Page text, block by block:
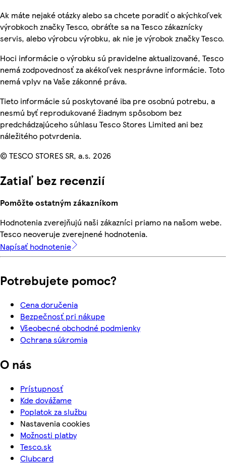
Ak máte nejaké otázky alebo sa chcete poradiť o akýchkoľvek
výrobkoch značky Tesco, obráťte sa na Tesco zákaznícky
servis, alebo výrobcu výrobku, ak nie je výrobok značky Tesco.
Hoci informácie o výrobku sú pravidelne aktualizované, Tesco
nemá zodpovednosť za akékoľvek nesprávne informácie. Toto
nemá vplyv na Vaše zákonné práva.
Tieto informácie sú poskytované iba pre osobnú potrebu, a
nesmú byť reprodukované žiadnym spôsobom bez
predchádzajúceho súhlasu Tesco Stores Limited ani bez
náležitého potvrdenia.
© TESCO STORES SR, a.s. 2026
Zatiaľ bez recenzií
Pomôžte ostatným zákazníkom
Hodnotenia zverejňujú naši zákazníci priamo na našom webe.
Tesco neoveruje zverejnené hodnotenia.
Napísať hodnotenie
Potrebujete pomoc?
Cena doručenia
Bezpečnosť pri nákupe
Všeobecné obchodné podmienky
Ochrana súkromia
O nás
Prístupnosť
Kde dovážame
Poplatok za službu
Nastavenia cookies
Možnosti platby
Tesco.sk
Clubcard